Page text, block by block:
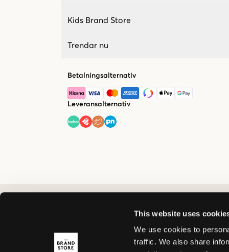
This website uses
We use cookies to
traffic. We also share
Kids Brand Store
Trendar nu
Betalningsalternativ
Leveransalternativ